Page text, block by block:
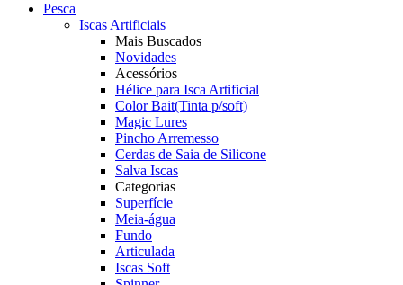
Pesca
Iscas Artificiais
Mais Buscados
Novidades
Acessórios
Hélice para Isca Artificial
Color Bait(Tinta p/soft)
Magic Lures
Pincho Arremesso
Cerdas de Saia de Silicone
Salva Iscas
Categorias
Superfície
Meia-água
Fundo
Articulada
Iscas Soft